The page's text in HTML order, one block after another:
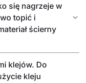
się nagrzeje w
topić i
ścierny
klejów. Do
kleju